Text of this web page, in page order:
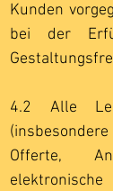
Kunden
bei der
4.2 Alle
Offerte,